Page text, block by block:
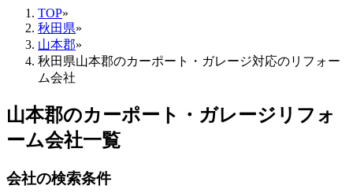
TOP»
秋田県»
山本郡»
秋田県山本郡のカーポート・ガレージ対応のリフォー
ム会社
山本郡のカーポート・ガレージリフォ
ーム会社一覧
会社の検索条件